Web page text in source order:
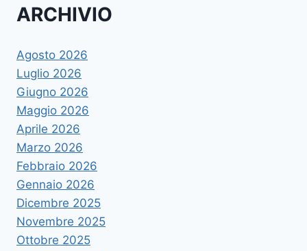
ARCHIVIO
Agosto 2026
Luglio 2026
Giugno 2026
Maggio 2026
Aprile 2026
Marzo 2026
Febbraio 2026
Gennaio 2026
Dicembre 2025
Novembre 2025
Ottobre 2025